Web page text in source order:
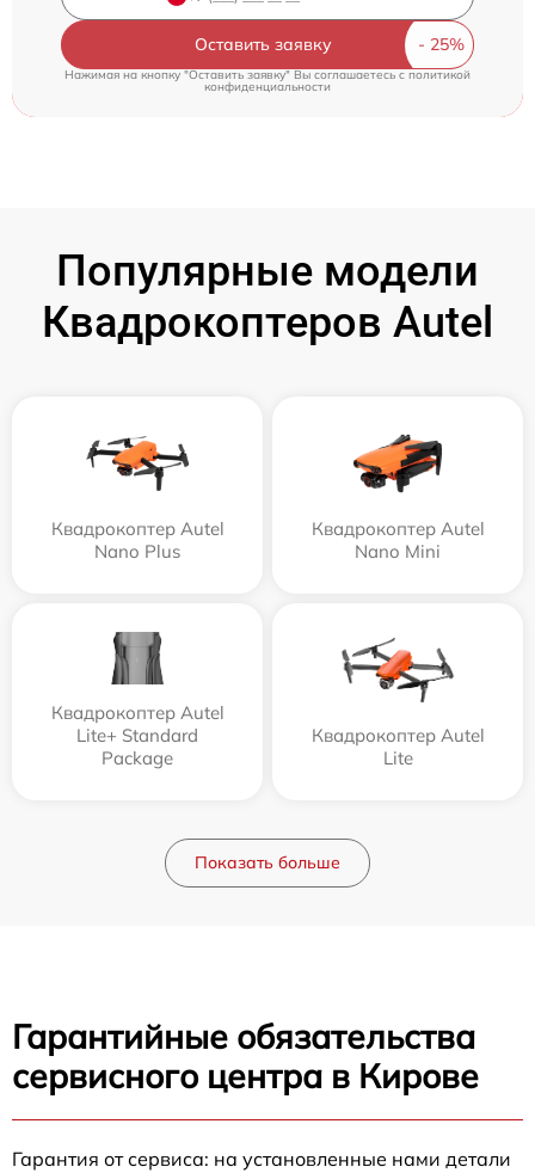
Оставить заявку
Нажимая на кнопку "Оставить заявку" Вы соглашаетесь c политикой
конфиденциальности
Популярные модели
Квадрокоптеров Autel
Квадрокоптер Autel
Nano Plus
Квадрокоптер Autel
Nano Mini
Квадрокоптер Autel
Lite+ Standard
Package
Квадрокоптер Autel
Lite
Показать больше
Гарантийные обязательства
сервисного центра в Кирове
Гарантия от сервиса: на установленные нами детали